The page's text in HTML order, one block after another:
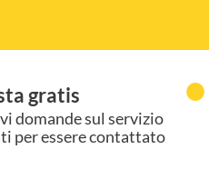
gratis
domande sul servizio
per essere contattato